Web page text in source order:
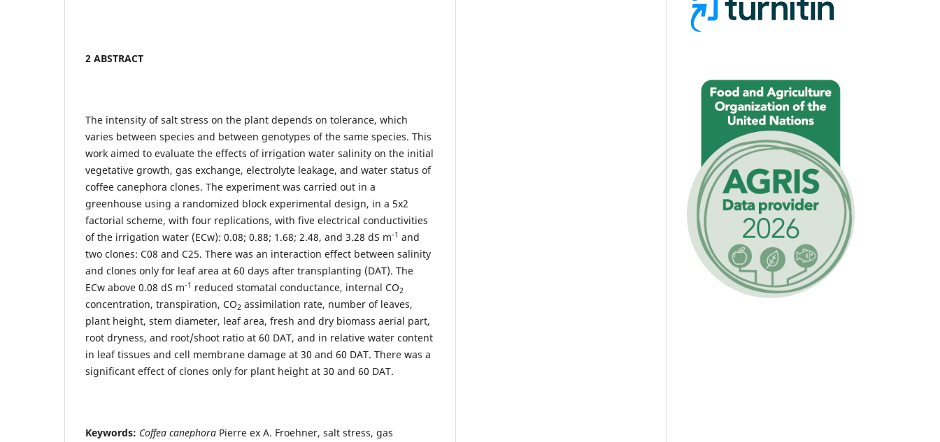
2 ABSTRACT
The intensity of salt stress on the plant depends on tolerance, which
varies between species and between genotypes of the same species. This
work aimed to evaluate the effects of irrigation water salinity on the initial
vegetative growth, gas exchange, electrolyte leakage, and water status of
coffee canephora clones. The experiment was carried out in a
greenhouse using a randomized block experimental design, in a 5x2
factorial scheme, with four replications, with five electrical conductivities
of the irrigation water (ECw): 0.08; 0.88; 1.68; 2.48, and 3.28 dS m-1 and
two clones: C08 and C25. There was an interaction effect between salinity
and clones only for leaf area at 60 days after transplanting (DAT). The
ECw above 0.08 dS m-1 reduced stomatal conductance, internal CO2
concentration, transpiration, CO2 assimilation rate, number of leaves,
plant height, stem diameter, leaf area, fresh and dry biomass aerial part,
root dryness, and root/shoot ratio at 60 DAT, and in relative water content
in leaf tissues and cell membrane damage at 30 and 60 DAT. There was a
significant effect of clones only for plant height at 30 and 60 DAT.
Keywords: Coffea canephora Pierre ex A. Froehner, salt stress, gas